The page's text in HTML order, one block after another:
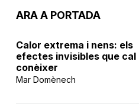
ARA A PORTADA
Calor extrema i nens: els
efectes invisibles que cal
conèixer
Mar Domènech